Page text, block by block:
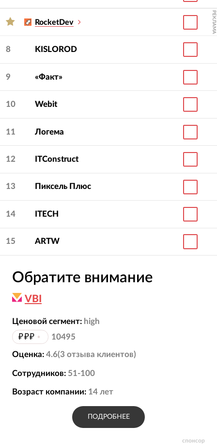
RocketDev РЕКЛАМА
8 KISLOROD
9 «Факт»
10 Webit
11 Логема
12 ITConstruct
13 Пиксель Плюс
14 ITECH
15 ARTW
спонсор
Обратите внимание
VBI
Ценовой сегмент: high
₽₽₽ • 10495
Оценка: 4.6(3 отзыва клиентов)
Сотрудников: 51-100
Возраст компании: 14 лет
ПОДРОБНЕЕ